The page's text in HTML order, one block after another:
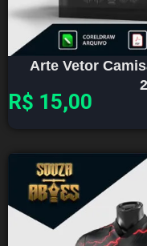
Arte Vetor
R$ 15,00